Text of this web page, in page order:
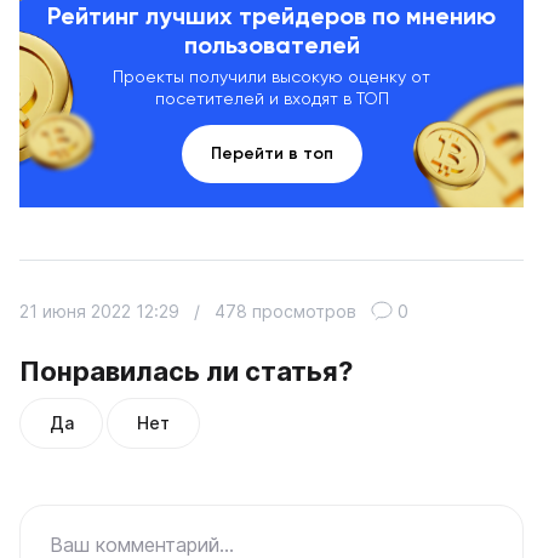
Рейтинг лучших трейдеров по мнению
пользователей
Проекты получили высокую оценку от
посетителей и входят в ТОП
Перейти в топ
Понравилась ли статья?
Да Нет
21 июня 2022 12:29 / 478 просмотров 0
Ваш комментарий...